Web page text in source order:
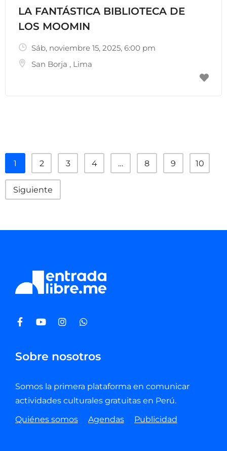
LA FANTÁSTICA BIBLIOTECA DE
LOS MOOMIN
Sáb, noviembre 15, 2025, 6:00 pm
San Borja , Lima
1 2 3 4 … 8 9 10
Siguiente
Sobre nosotros
Somos la primera plataforma en comunicar
actividades culturales gratuitas en Perú.
Quiénes somos
Agendas Publicidad